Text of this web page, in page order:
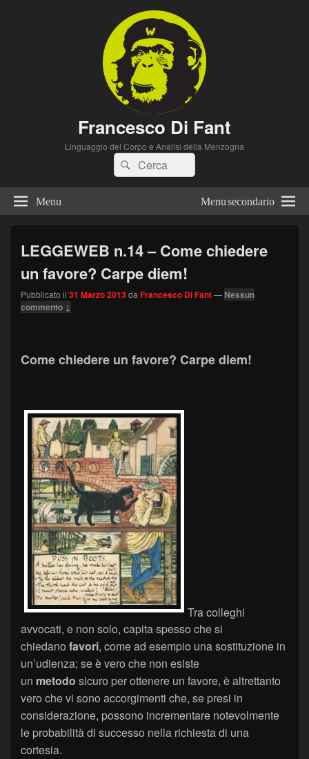
Francesco Di Fant
Linguaggio del Corpo e Analisi della Menzogna
Cerca:Cerca
Menu Menu secondario
LEGGEWEB n.14 – Come chiedere
un favore? Carpe diem!
Pubblicato il 31 Marzo 2013da Francesco Di Fant— Nessun
commento ↓
Come chiedere un favore? Carpe diem!
Tra colleghi
avvocati, e non solo, capita spesso che si
chiedano favori, come ad esempio una sostituzione in
un’udienza; se è vero che non esiste
un metodo sicuro per ottenere un favore, è altrettanto
vero che vi sono accorgimenti che, se presi in
considerazione, possono incrementare notevolmente
le probabilità di successo nella richiesta di una
cortesia.